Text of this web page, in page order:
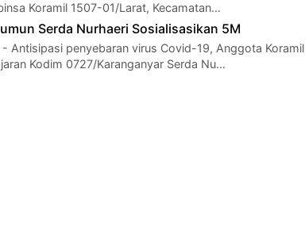
Koramil 1507-01/Larat, Kecamatan…
Serda Nurhaeri Sosialisasikan 5M
- Antisipasi penyebaran virus Covid-19, Anggota Koramil
Kodim 0727/Karanganyar Serda Nu…